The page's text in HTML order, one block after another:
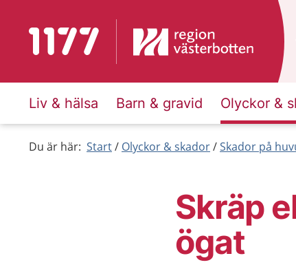
Till startsidan för 1177
Liv & hälsa Barn & gravid Olyckor &
Du är här: Start Olyckor & skador Skador på
Skräp
ögat